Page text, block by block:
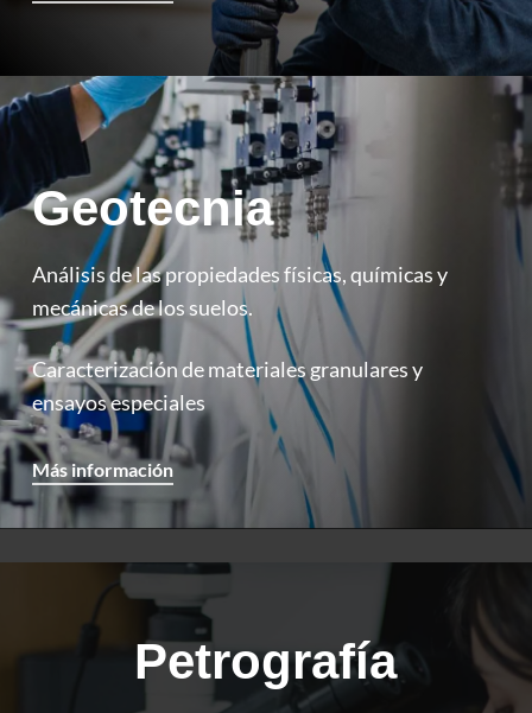
Geotecnia
Análisis de las propiedades físicas, químicas y
mecánicas de los suelos.
Caracterización de materiales granulares y
ensayos especiales
Más información
Petrografía